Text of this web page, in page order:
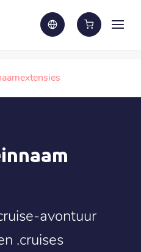
avontuur
.cruises